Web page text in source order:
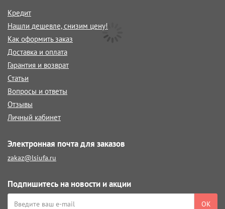
Кредит
Нашли дешевле, снизим цену!
Как оформить заказ
Доставка и оплата
Гарантия и возврат
Статьи
Вопросы и ответы
Отзывы
Личный кабинет
Электронная почта для заказов
zakaz@lsiufa.ru
Подпишитесь на новости и акции
ОК